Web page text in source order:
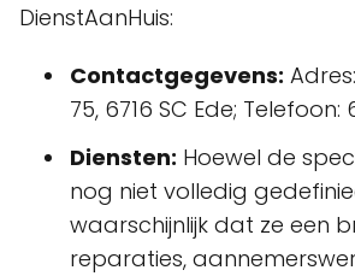
DienstAanHuis:
Contactgegevens:
75, 6716 SC Ede; Telefoon:
Diensten: Hoewel de
nog niet volledig
waarschijnlijk dat ze een
reparaties,